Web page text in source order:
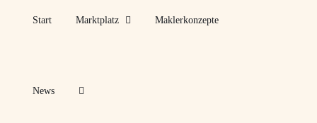
Start Marktplatz Maklerkonzepte
News